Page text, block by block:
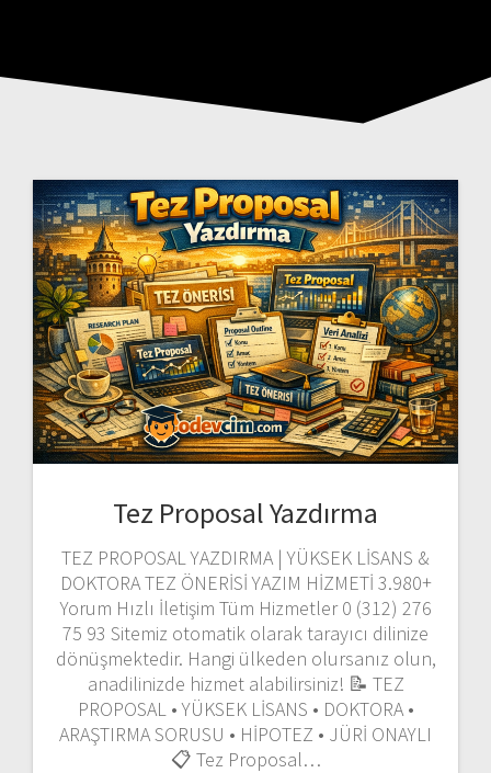
Tez Proposal Yazdırma
TEZ PROPOSAL YAZDIRMA | YÜKSEK LİSANS &
DOKTORA TEZ ÖNERİSİ YAZIM HİZMETİ 3.980+
Yorum Hızlı İletişim Tüm Hizmetler 0 (312) 276
75 93 Sitemiz otomatik olarak tarayıcı dilinize
dönüşmektedir. Hangi ülkeden olursanız olun,
anadilinizde hizmet alabilirsiniz! 📝 TEZ
PROPOSAL • YÜKSEK LİSANS • DOKTORA •
ARAŞTIRMA SORUSU • HİPOTEZ • JÜRİ ONAYLI
📋 Tez Proposal…